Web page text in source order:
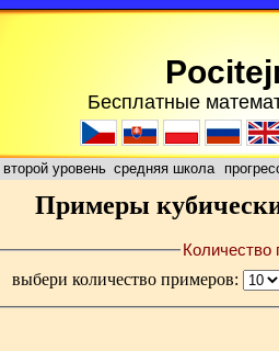
Бесплатные
второй уровень средняя школа
Примеры
Количество
выбери количество примеров: